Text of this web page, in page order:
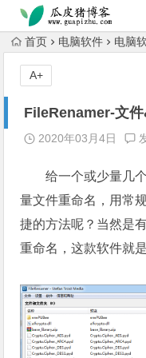
跳转到主内容
首页 电脑软件 电脑
FileRenamer-文
2020年03月4日
给一个或少量几
量文件重命名，用常
捷的方法呢？当然是
重命名，这款软件就
A+